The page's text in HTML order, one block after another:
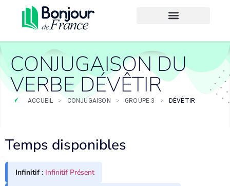
CONJUGAISON DU
VERBE DÉVÊTIR
ACCUEIL > CONJUGAISON > GROUPE 3 > DÉVÊTIR
Temps disponibles
Infinitif: Infinitif Présent